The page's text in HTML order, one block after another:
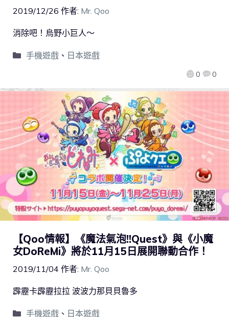
2019/12/26 作者: Mr. Qoo
0 0
消除吧！烏野小巨人～
手機遊戲、 日本遊戲
【Qoo情報】《魔法氣泡!!Quest》與《小魔
女DoReMi》將於11月15日展開聯動合作！
2019/11/04 作者: Mr. Qoo
霹靂卡霹靂拉拉 波波力那貝貝魯多
手機遊戲、 日本遊戲